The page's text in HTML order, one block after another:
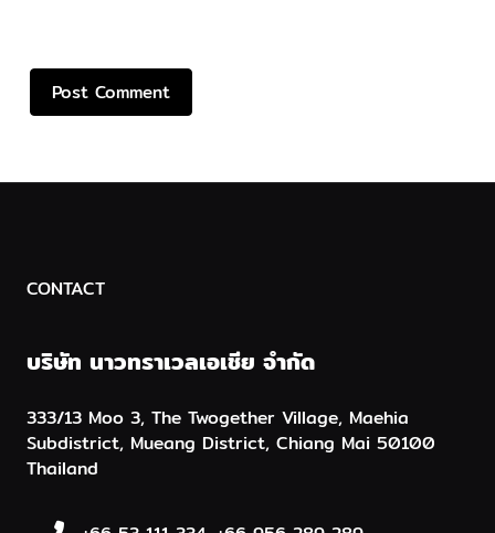
CONTACT
บริษัท นาวทราเวลเอเชีย จำกัด
333/13 Moo 3, The Twogether Village, Maehia
Subdistrict, Mueang District, Chiang Mai 50100
Thailand